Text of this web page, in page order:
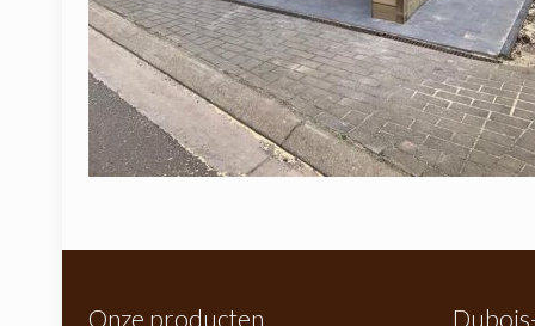
Onze producten